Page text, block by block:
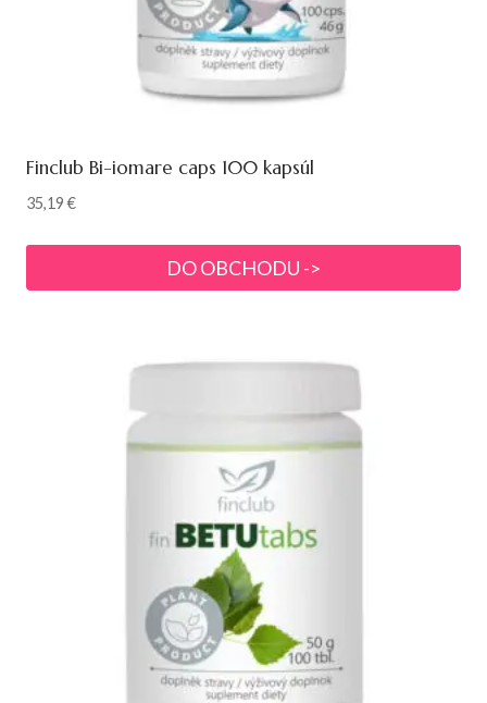
Finclub Bi-iomare caps 100 kapsúl
35,19€
DO OBCHODU ->